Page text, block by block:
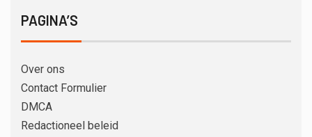
PAGINA’S
Over ons
Contact Formulier
DMCA
Redactioneel beleid